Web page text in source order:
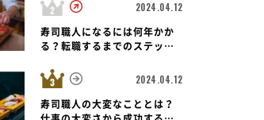
寿司職人
福岡県 福岡市博多区
すしざんまい 福岡中洲店
2024.04.12
寿司職人になるには何年かか
る？転職するまでのステップ
2024.04.12
寿司職人の大変なこととは？